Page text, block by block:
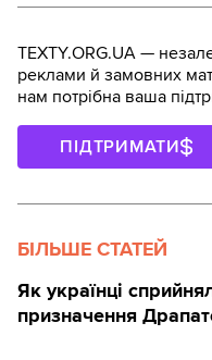
TEXTY.ORG.UA —
реклами й замовних
нам потрібна ваша
ПІДТРИМАТИ
БІЛЬШЕ СТАТЕЙ
Як українці
призначення